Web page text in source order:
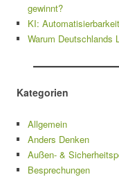
gewinnt?
KI:
Warum Deutschlands
Kategorien
Allgemein
Anders Denken
Außen- &
Besprechungen